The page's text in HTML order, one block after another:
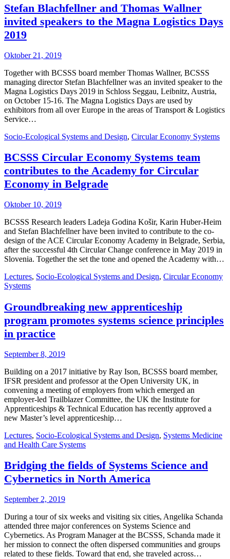
Stefan Blachfellner and Thomas Wallner
invited speakers to the Magna Logistics Days
2019
Oktober 21, 2019
Together with BCSSS board member Thomas Wallner, BCSSS
managing director Stefan Blachfellner was an invited speaker to the
Magna Logistics Days 2019 in Schloss Seggau, Leibnitz, Austria,
on October 15-16. The Magna Logistics Days are used by
exhibitors from all over Europe in the areas of Transport & Logistics
Service…
Socio-Ecological Systems and Design, Circular Economy Systems
BCSSS Circular Economy Systems team
contributes to the Academy for Circular
Economy in Belgrade
Oktober 10, 2019
BCSSS Research leaders Ladeja Godina Košir, Karin Huber-Heim
and Stefan Blachfellner have been invited to contribute to the co-
design of the ACE Circular Economy Academy in Belgrade, Serbia,
after the successful 4th Circular Change conference in May 2019 in
Slovenia. Together the set the tone and opened the Academy with…
Lectures, Socio-Ecological Systems and Design, Circular Economy
Systems
Groundbreaking new apprenticeship
program promotes systems science principles
in practice
September 8, 2019
Building on a 2017 initiative by Ray Ison, BCSSS board member,
IFSR president and professor at the Open University UK, in
convening a meeting of employers from which emerged an
employer-led Trailblazer Committee, the UK the Institute for
Apprenticeships & Technical Education has recently approved a
new Master’s level apprenticeship…
Lectures, Socio-Ecological Systems and Design, Systems Medicine
and Health Care Systems
Bridging the fields of Systems Science and
Cybernetics in North America
September 2, 2019
During a tour of six weeks and visiting six cities, Angelika Schanda
attended three major conferences on Systems Science and
Cybernetics. As Program Manager at the BCSSS, Schanda made it
her mission to connect the often dispersed communities and groups
related to these fields. Toward that end, she traveled across…